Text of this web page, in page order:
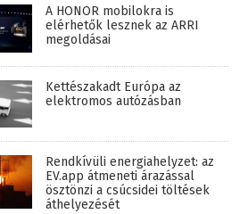
A HONOR mobilokra is
elérhetők lesznek az ARRI
megoldásai
Kettészakadt Európa az
elektromos autózásban
Rendkívüli energiahelyzet: az
EV.app átmeneti árazással
ösztönzi a csúcsidei töltések
áthelyezését